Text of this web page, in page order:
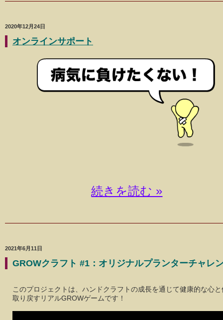
2020年12月24日
オンラインサポート
続きを読む »
2021年6月11日
GROWクラフト #1：オリジナルプランターチャレ
このプロジェクトは、ハンドクラフトの成長を通じて健康的な心
取り戻すリアルGROWゲームです！